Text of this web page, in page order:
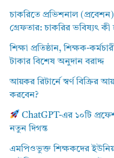
চাকরিতে প্রভিশনাল
গ্রেফতার: চাকরির ভবিষ্যৎ কী
শিক্ষা প্রতিষ্ঠান, শিক্ষক-
টাকার বিশেষ অনুদান বরাদ্দ
আয়কর রিটার্নে স্বর্ণ বিক্রির
করবেন?
ChatGPT-এর ১০টি
নতুন দিগন্ত
এমপিওভুক্ত শিক্ষকদের